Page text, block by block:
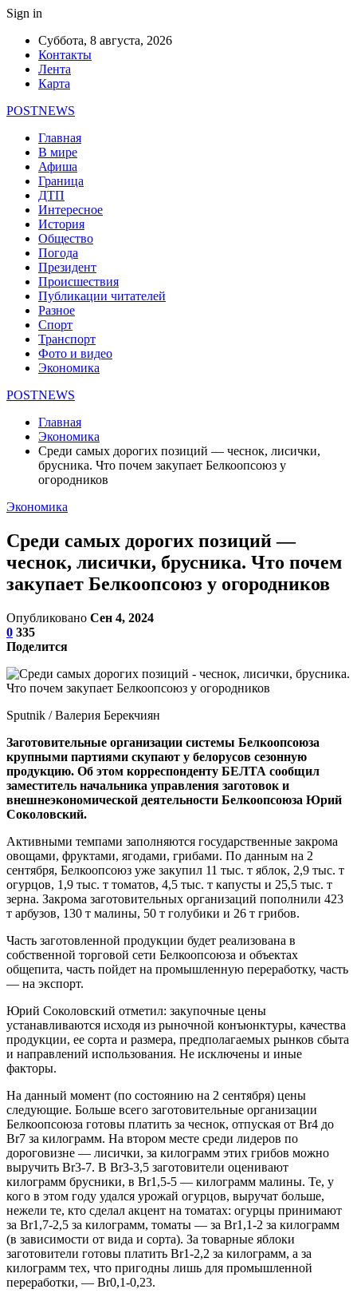
Sign in
Суббота, 8 августа, 2026
Контакты
Лента
Карта
POSTNEWS
Главная
В мире
Афиша
Граница
ДТП
Интересное
История
Общество
Погода
Президент
Происшествия
Публикации читателей
Разное
Спорт
Транспорт
Фото и видео
Экономика
POSTNEWS
Главная
Экономика
Среди самых дорогих позиций — чеснок, лисички,
брусника. Что почем закупает Белкоопсоюз у
огородников
Экономика
Среди самых дорогих позиций —
чеснок, лисички, брусника. Что почем
закупает Белкоопсоюз у огородников
Опубликовано Сен 4, 2024
0 335
Поделится
Sputnik / Валерия Берекчиян
Заготовительные организации системы Белкоопсоюза
крупными партиями скупают у белорусов сезонную
продукцию. Об этом корреспонденту БЕЛТА сообщил
заместитель начальника управления заготовок и
внешнеэкономической деятельности Белкоопсоюза Юрий
Соколовский.
Активными темпами заполняются государственные закрома
овощами, фруктами, ягодами, грибами. По данным на 2
сентября, Белкоопсоюз уже закупил 11 тыс. т яблок, 2,9 тыс. т
огурцов, 1,9 тыс. т томатов, 4,5 тыс. т капусты и 25,5 тыс. т
зерна. Закрома заготовительных организаций пополнили 423
т арбузов, 130 т малины, 50 т голубики и 26 т грибов.
Часть заготовленной продукции будет реализована в
собственной торговой сети Белкоопсоюза и объектах
общепита, часть пойдет на промышленную переработку, часть
— на экспорт.
Юрий Соколовский отметил: закупочные цены
устанавливаются исходя из рыночной конъюнктуры, качества
продукции, ее сорта и размера, предполагаемых рынков сбыта
и направлений использования. Не исключены и иные
факторы.
На данный момент (по состоянию на 2 сентября) цены
следующие. Больше всего заготовительные организации
Белкоопсоюза готовы платить за чеснок, отпуская от Br4 до
Br7 за килограмм. На втором месте среди лидеров по
дороговизне — лисички, за килограмм этих грибов можно
выручить Br3-7. В Br3-3,5 заготовители оценивают
килограмм брусники, в Br1,5-5 — килограмм малины. Те, у
кого в этом году удался урожай огурцов, выручат больше,
нежели те, кто сделал акцент на томатах: огурцы принимают
за Br1,7-2,5 за килограмм, томаты — за Br1,1-2 за килограмм
(в зависимости от вида и сорта). За товарные яблоки
заготовители готовы платить Br1-2,2 за килограмм, а за
килограмм тех, что пригодны лишь для промышленной
переработки, — Br0,1-0,23.